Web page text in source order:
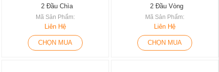
2 Đầu Chìa
Mã Sản Phẩm:
Liên Hệ
CHỌN MUA
2 Đầu Vòng
Mã Sản Phẩm:
Liên Hệ
CHỌN MUA